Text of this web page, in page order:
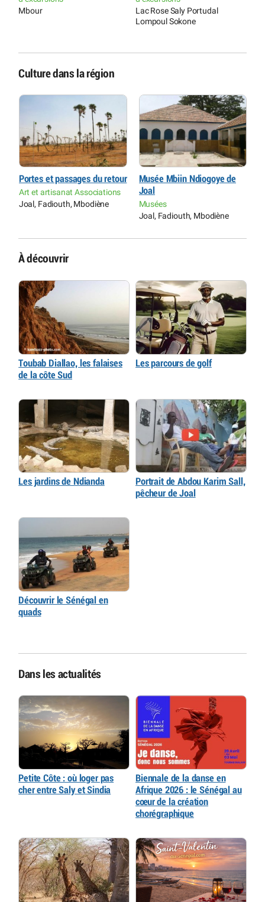
Mbour
Lac Rose Saly Portudal
Lompoul Sokone
Culture dans la région
Portes et passages du retour
Art et artisanat Associations
Joal, Fadiouth, Mbodiène
Musée Mbiin Ndiogoye de
Joal
Musées
Joal, Fadiouth, Mbodiène
À découvrir
Toubab Diallao, les falaises
de la côte Sud
Les parcours de golf
Les jardins de Ndianda
Portrait de Abdou Karim Sall,
pêcheur de Joal
Découvrir le Sénégal en
quads
Dans les actualités
Petite Côte : où loger pas
cher entre Saly et Sindia
Biennale de la danse en
Afrique 2026 : le Sénégal au
cœur de la création
chorégraphique